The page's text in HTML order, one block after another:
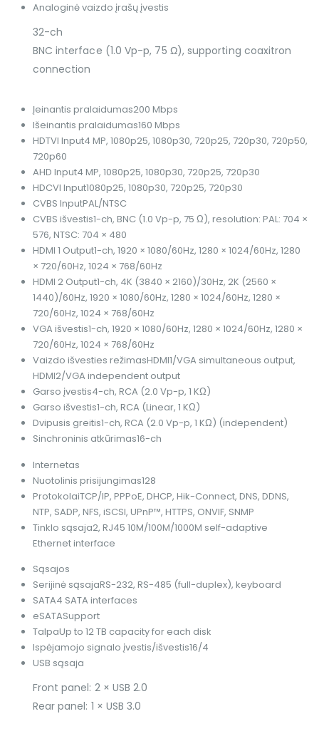
Analoginė vaizdo įrašų įvestis
32-ch
BNC interface (1.0 Vp-p, 75 Ω), supporting coaxitron
connection
Įeinantis pralaidumas200 Mbps
Išeinantis pralaidumas160 Mbps
HDTVI Input4 MP, 1080p25, 1080p30, 720p25, 720p30, 720p50,
720p60
AHD Input4 MP, 1080p25, 1080p30, 720p25, 720p30
HDCVI Input1080p25, 1080p30, 720p25, 720p30
CVBS InputPAL/NTSC
CVBS išvestis1-ch, BNC (1.0 Vp-p, 75 Ω), resolution: PAL: 704 ×
576, NTSC: 704 × 480
HDMI 1 Output1-ch, 1920 × 1080/60Hz, 1280 × 1024/60Hz, 1280
× 720/60Hz, 1024 × 768/60Hz
HDMI 2 Output1-ch, 4K (3840 × 2160)/30Hz, 2K (2560 ×
1440)/60Hz, 1920 × 1080/60Hz, 1280 × 1024/60Hz, 1280 ×
720/60Hz, 1024 × 768/60Hz
VGA išvestis1-ch, 1920 × 1080/60Hz, 1280 × 1024/60Hz, 1280 ×
720/60Hz, 1024 × 768/60Hz
Vaizdo išvesties režimasHDMI1/VGA simultaneous output,
HDMI2/VGA independent output
Garso įvestis4-ch, RCA (2.0 Vp-p, 1 KΩ)
Garso išvestis1-ch, RCA (Linear, 1 KΩ)
Dvipusis greitis1-ch, RCA (2.0 Vp-p, 1 KΩ) (independent)
Sinchroninis atkūrimas16-ch
Internetas
Nuotolinis prisijungimas128
ProtokolaiTCP/IP, PPPoE, DHCP, Hik-Connect, DNS, DDNS,
NTP, SADP, NFS, iSCSI, UPnP™, HTTPS, ONVIF, SNMP
Tinklo sąsaja2, RJ45 10M/100M/1000M self-adaptive
Ethernet interface
Sąsajos
Serijinė sąsajaRS-232, RS-485 (full-duplex), keyboard
SATA4 SATA interfaces
eSATASupport
TalpaUp to 12 TB capacity for each disk
Ispėjamojo signalo įvestis/išvestis16/4
USB sąsaja
Front panel: 2 × USB 2.0
Rear panel: 1 × USB 3.0